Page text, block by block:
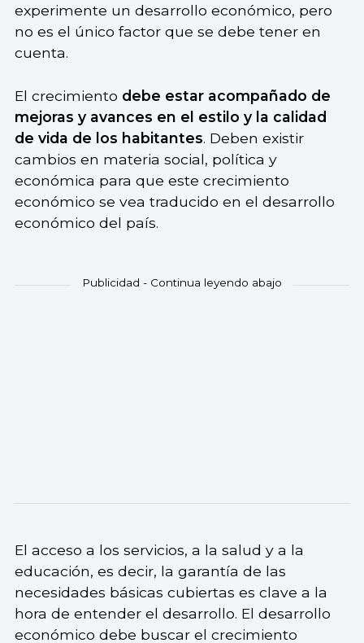
experimente un desarrollo económico, pero
no es el único factor que se debe tener en
cuenta.
El crecimiento debe estar acompañado de
mejoras y avances en el estilo y la calidad
de vida de los habitantes. Deben existir
cambios en materia social, política y
económica para que este crecimiento
económico se vea traducido en el desarrollo
económico del país.
El acceso a los servicios, a la salud y a la
educación, es decir, la garantía de las
necesidades básicas cubiertas es clave a la
hora de entender el desarrollo. El desarrollo
económico debe buscar el crecimiento